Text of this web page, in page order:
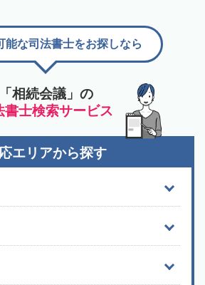
「相続会議」の
書士検索サービス
能な司法書士をお探しなら
エリアから探す